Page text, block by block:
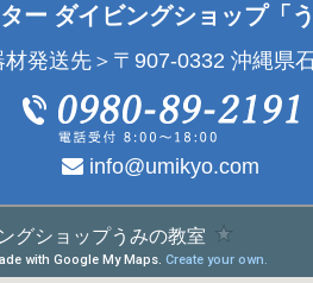
ー ダイビングショップ「
材発送先＞〒907-0332 沖縄県
info@umikyo.com